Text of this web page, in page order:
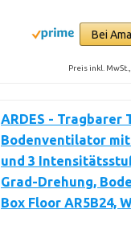
Bei
Preis inkl.
ARDES - Tragbarer
Bodenventilator mit
und 3
Grad-Drehung,
Box Floor AR5B24,